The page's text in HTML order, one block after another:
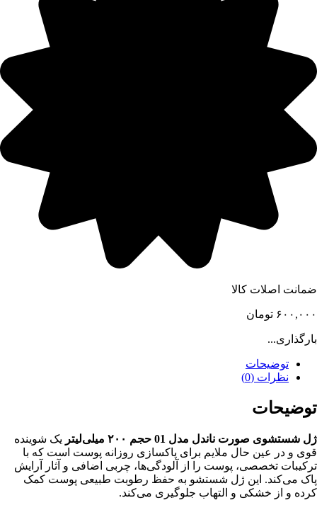
ضمانت اصلات کالا
۶۰۰,۰۰۰ تومان
بارگذاری...
توضیحات
نظرات (0)
توضیحات
ژل شستشوی صورت ناندل مدل 01 حجم ۲۰۰ میلی‌لیتر
یک شوینده
قوی و در عین حال ملایم برای پاکسازی روزانه پوست است که با
ترکیبات تخصصی، پوست را از آلودگی‌ها، چربی اضافی و آثار آرایش
پاک می‌کند. این ژل شستشو به حفظ رطوبت طبیعی پوست کمک
کرده و از خشکی و التهاب جلوگیری می‌کند.